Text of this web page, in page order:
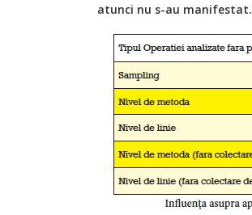
atunci nu s-au manifestat.